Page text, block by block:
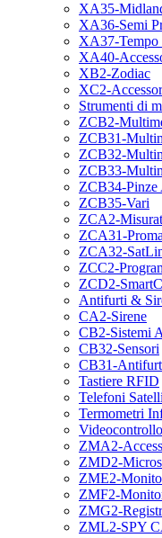
XA35-
XA36-Semi
XA37-Tempo
XA40-
XB2-Zodiac
XC2-
Strumenti di
ZCB2-
ZCB31-
ZCB32-
ZCB33-
ZCB34-Pinze
ZCB35-Vari
ZCA2-
ZCA31-
ZCA32-
ZCC2-
ZCD2-
Antifurti &
CA2-Sirene
CB2-Sistemi
CB32-Sensori
CB31-
Tastiere RFID
Telefoni
Termometri
Videocontrollo
ZMA2-
ZMD2-
ZME2-
ZMF2-
ZMG2-
ZML2-SPY